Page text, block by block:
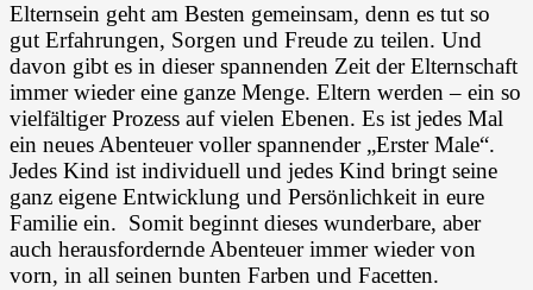
Elternsein geht am Besten gemeinsam, denn es tut so
gut Erfahrungen, Sorgen und Freude zu teilen. Und
davon gibt es in dieser spannenden Zeit der Elternschaft
immer wieder eine ganze Menge. Eltern werden – ein so
vielfältiger Prozess auf vielen Ebenen. Es ist jedes Mal
ein neues Abenteuer voller spannender „Erster Male“.
Jedes Kind ist individuell und jedes Kind bringt seine
ganz eigene Entwicklung und Persönlichkeit in eure
Familie ein. Somit beginnt dieses wunderbare, aber
auch herausfordernde Abenteuer immer wieder von
vorn, in all seinen bunten Farben und Facetten.